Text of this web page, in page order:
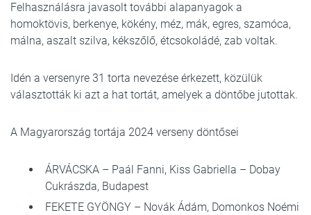
Felhasználásra javasolt további alapanyagok a
homoktövis, berkenye, kökény, méz, mák, egres, szamóca,
málna, aszalt szilva, kékszőlő, étcsokoládé, zab voltak.
Idén a versenyre 31 torta nevezése érkezett, közülük
választották ki azt a hat tortát, amelyek a döntőbe jutottak.
A Magyarország tortája 2024 verseny döntősei
ÁRVÁCSKA – Paál Fanni, Kiss Gabriella – Dobay
Cukrászda, Budapest
FEKETE GYÖNGY – Novák Ádám, Domonkos Noémi